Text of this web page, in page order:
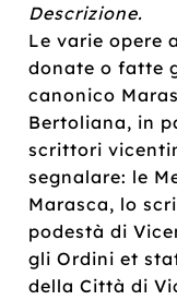
Descrizione.
Le varie opere
donate o fatte
canonico
Bertoliana, in
scrittori
segnalare: le
Marasca, lo
podestà di
gli Ordini et
della Città di